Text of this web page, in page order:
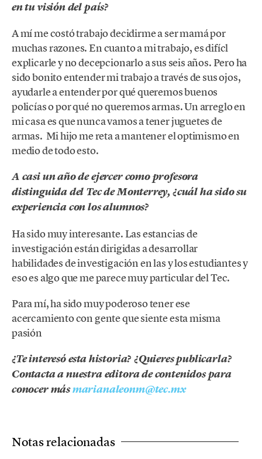
en tu visión del país?
A mí me costó trabajo decidirme a ser mamá por
muchas razones. En cuanto a mi trabajo, es difícl
explicarle y no decepcionarlo a sus seis años. Pero ha
sido bonito entender mi trabajo a través de sus ojos,
ayudarle a entender por qué queremos buenos
policías o por qué no queremos armas. Un arreglo en
mi casa es que nunca vamos a tener juguetes de
armas. Mi hijo me reta a mantener el optimismo en
medio de todo esto.
A casi un año de ejercer como profesora
distinguida del Tec de Monterrey, ¿cuál ha sido su
experiencia con los alumnos?
Ha sido muy interesante. Las estancias de
investigación están dirigidas a desarrollar
habilidades de investigación en las y los estudiantes y
eso es algo que me parece muy particular del Tec.
Para mí, ha sido muy poderoso tener ese
acercamiento con gente que siente esta misma
pasión
¿Te interesó esta historia? ¿Quieres publicarla?
Contacta a nuestra editora de contenidos para
conocer másmarianaleonm@tec.mx
Notas relacionadas